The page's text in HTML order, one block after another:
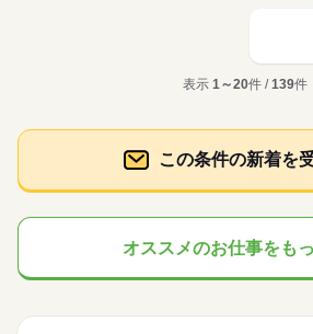
表示 1～20件 /139件
この条件の新着を
オススメのお仕事をも